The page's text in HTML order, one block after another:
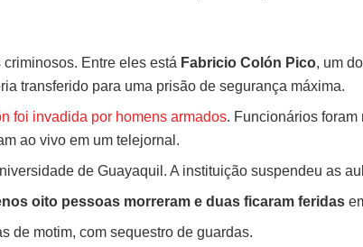
Entre eles está Fabricio Colón Pico, um
transferido para uma prisão de segurança máxima.
foi invadida por homens armados. Funcionários
ao vivo em um telejornal.
de Guayaquil. A instituição suspendeu as
oito pessoas morreram e duas ficaram feridas
de motim, com sequestro de guardas.